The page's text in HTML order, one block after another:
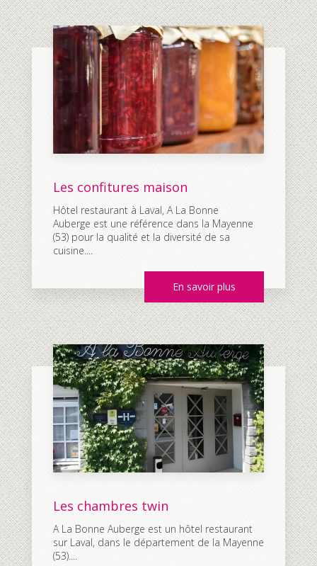
Les confitures maison
Hôtel restaurant à Laval, A La Bonne
Auberge est une référence dans la Mayenne
(53) pour la qualité et la diversité de sa
cuisine....
En savoir plus
Les chambres twin
A La Bonne Auberge est un hôtel restaurant
sur Laval, dans le département de la Mayenne
(53)....